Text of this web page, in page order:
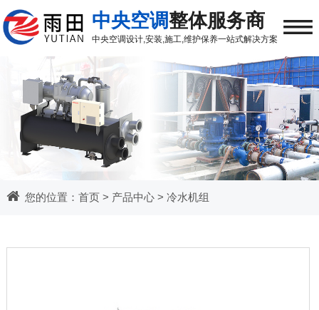
中央空调整体服务商
中央空调设计,安装,施工,维护保养一站式解决方案 ≡
您的位置： 首页> 产品中心> 冷水机组